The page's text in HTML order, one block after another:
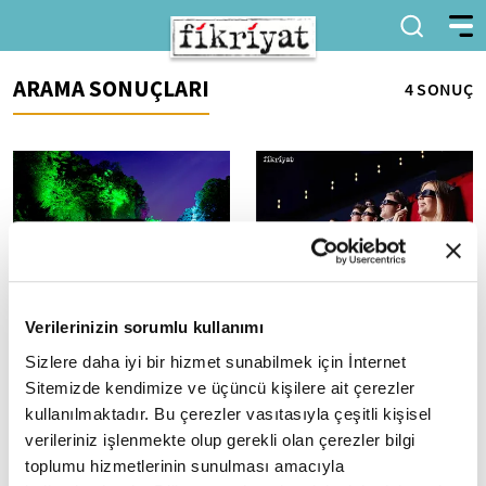
Verilerinizin sorumlu kullanımı
Sizlere daha iyi bir hizmet sunabilmek için İnternet
Sitemizde kendimize ve üçüncü kişilere ait çerezler
kullanılmaktadır. Bu çerezler vasıtasıyla çeşitli kişisel
verileriniz işlenmekte olup gerekli olan çerezler bilgi
toplumu hizmetlerinin sunulması amacıyla
ARAMA SONUÇLARI 4 SONUÇ
Bu hafta 7 film
sinemaseverlerle
buluşacak
Türkiye sinema salonlarında bu
hafta dördü yerli, 7 film vizyona
girecek.Türkiye sinema
salonlarında bu hafta dördü...
sinemaseverlerle
buluşacak
Tüm sinemaseverlerin her hafta
merakla beklediği şey, vizyonda
ne olacağının konusudur. Bu
hafta 6’sı yerli olmak üzere...